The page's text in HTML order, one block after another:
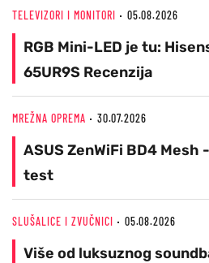
TELEVIZORI I MONITORI 05.08.2026
RGB Mini-LED je tu:
65UR9S Recenzija
MREŽNA OPREMA 30.07.2026
ASUS ZenWiFi BD4 Mesh
test
SLUŠALICE I ZVUČNICI 05.08.2026
Više od luksuznog